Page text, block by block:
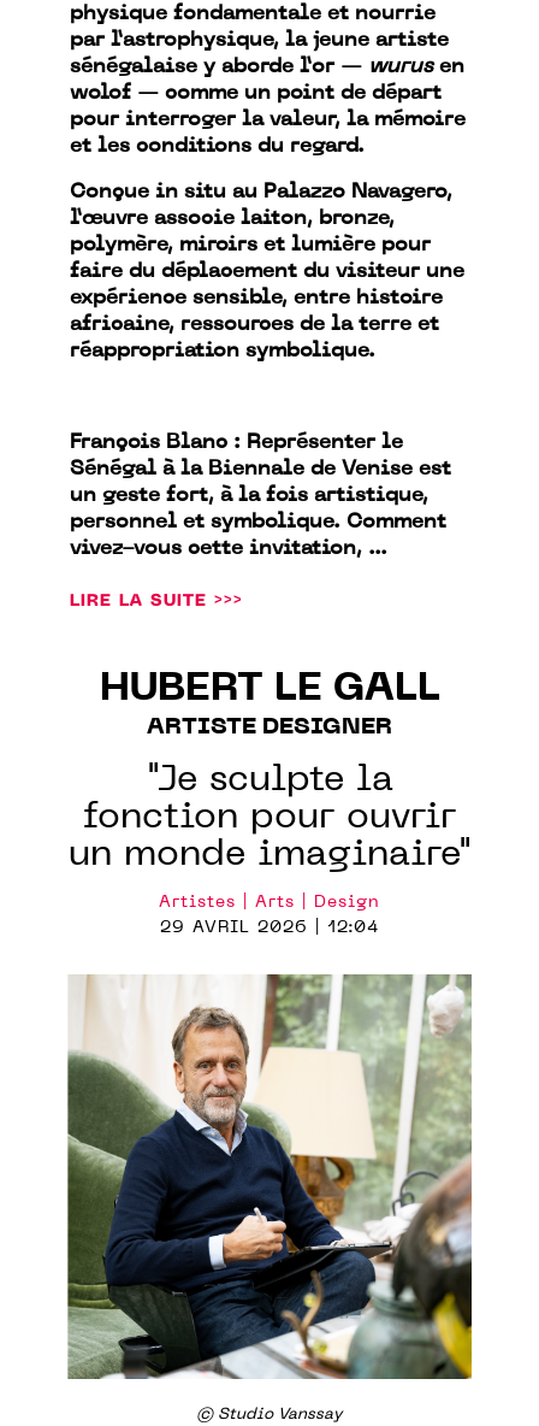
physique fondamentale et nourrie
par l’astrophysique, la jeune artiste
sénégalaise y aborde l’or — wurusen
wolof — comme un point de départ
pour interroger la valeur, la mémoire
et les conditions du regard.
Conçue in situ au Palazzo Navagero,
l’œuvre associe laiton, bronze,
polymère, miroirs et lumière pour
faire du déplacement du visiteur une
expérience sensible, entre histoire
africaine, ressources de la terre et
réappropriation symbolique.
François Blanc : Représenter le
Sénégal à la Biennale de Venise est
un geste fort, à la fois artistique,
personnel et symbolique. Comment
vivez-vous cette invitation, ...
LIRE LA SUITE >>>
HUBERT LE GALL
ARTISTE DESIGNER
"Je sculpte la
fonction pour ouvrir
un monde imaginaire"
Artistes | Arts | Design
29 AVRIL 2026 | 12:04
© Studio Vanssay